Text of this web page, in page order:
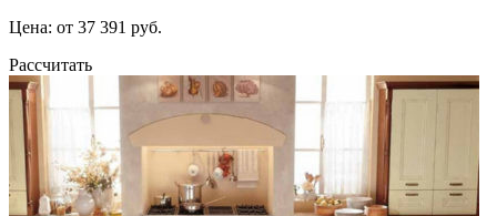
Цена: от 37 391 руб.
Рассчитать